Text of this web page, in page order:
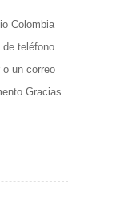
Colombia
de teléfono
un correo
Gracias